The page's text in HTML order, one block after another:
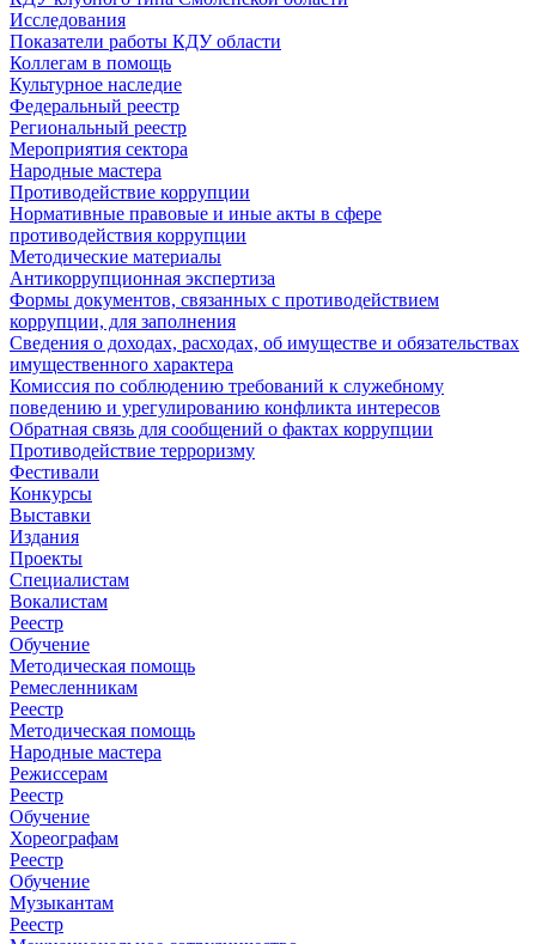
Исследования
Показатели работы КДУ области
Коллегам в помощь
Культурное наследие
Федеральный реестр
Региональный реестр
Мероприятия сектора
Народные мастера
Противодействие коррупции
Нормативные правовые и иные акты в сфере
противодействия коррупции
Методические материалы
Антикоррупционная экспертиза
Формы документов, связанных с противодействием
коррупции, для заполнения
Сведения о доходах, расходах, об имуществе и обязательствах
имущественного характера
Комиссия по соблюдению требований к служебному
поведению и урегулированию конфликта интересов
Обратная связь для сообщений о фактах коррупции
Противодействие терроризму
Фестивали
Конкурсы
Выставки
Издания
Проекты
Специалистам
Вокалистам
Реестр
Обучение
Методическая помощь
Ремесленникам
Реестр
Методическая помощь
Народные мастера
Режиссерам
Реестр
Обучение
Хореографам
Реестр
Обучение
Музыкантам
Реестр